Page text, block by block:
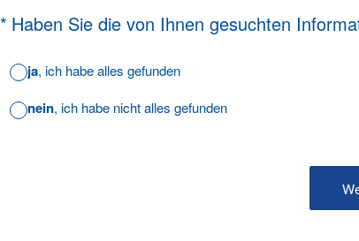
* Haben Sie die von Ihnen gesuchten
(Erforderlich.)
ja, ich habe alles gefunden
nein, ich habe nicht alles gefunden